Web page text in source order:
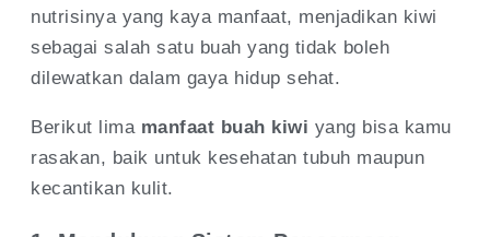
nutrisinya yang kaya manfaat, menjadikan kiwi
sebagai salah satu buah yang tidak boleh
dilewatkan dalam gaya hidup sehat.
Berikut lima manfaat buah kiwi yang bisa kamu
rasakan, baik untuk kesehatan tubuh maupun
kecantikan kulit.